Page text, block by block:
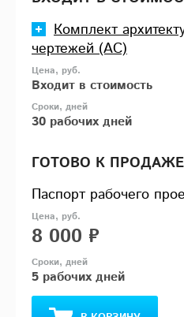
Комплект
чертежей (АС)
Входит в стоимость
30 рабочих дней
ГОТОВО К ПРОДАЖЕ
Паспорт рабочего
8 000 ₽
5 рабочих дней